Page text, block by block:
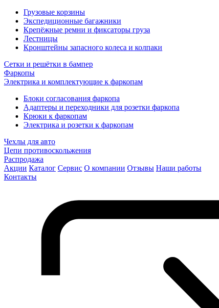
Грузовые корзины
Экспедиционные багажники
Крепёжные ремни и фиксаторы груза
Лестницы
Кронштейны запасного колеса и колпаки
Сетки и решётки в бампер
Фаркопы
Электрика и комплектующие к фаркопам
Блоки согласования фаркопа
Адаптеры и переходники для розетки фаркопа
Крюки к фаркопам
Электрика и розетки к фаркопам
Чехлы для авто
Цепи противоскольжения
Распродажа
Акции Каталог Сервис О компании Отзывы Наши работы
Контакты